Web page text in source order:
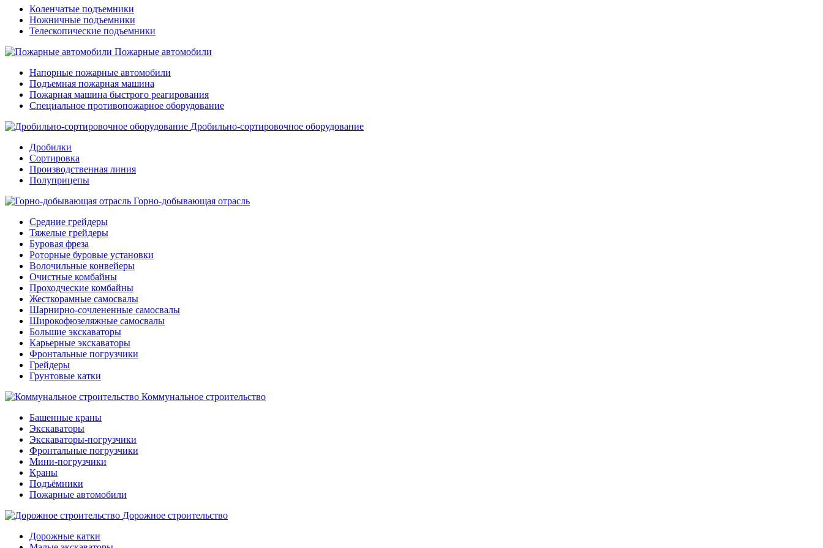
Коленчатые подъемники
Ножничные подъемники
Телескопические подъемники
Пожарные автомобили
Напорные пожарные автомобили
Подъемная пожарная машина
Пожарная машина быстрого реагирования
Специальное противопожарное оборудование
Дробильно-сортировочное оборудование
Дробилки
Сортировка
Производственная линия
Полуприцепы
Горно-добывающая отрасль
Средние грейдеры
Тяжелые грейдеры
Буровая фреза
Роторные буровые установки
Волочильные конвейеры
Очистные комбайны
Проходческие комбайны
Жесткорамные самосвалы
Шарнирно-сочлененные самосвалы
Широкофюзеляжные самосвалы
Большие экскаваторы
Карьерные экскаваторы
Фронтальные погрузчики
Грейдеры
Грунтовые катки
Коммунальное строительство
Башенные краны
Экскаваторы
Экскаваторы-погрузчики
Фронтальные погрузчики
Мини-погрузчики
Краны
Подъёмники
Пожарные автомобили
Дорожное строительство
Дорожные катки